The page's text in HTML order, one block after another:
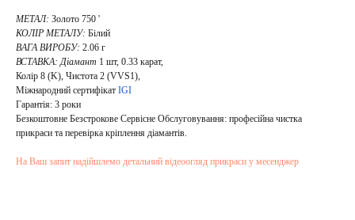
МЕТАЛ: Золото 750 '
КОЛІР МЕТАЛУ: Білий
ВАГА ВИРОБУ: 2.06 г
ВСТАВКА: Діамант 1 шт, 0.33 карат,
Колір 8 (K), Чистота 2 (VVS1),
Міжнародний сертифікат IGI
Гарантія: 3 роки
Безкоштовне Безстрокове Сервісне Обслуговування: професійна чистка
прикраси та перевірка кріплення діамантів.
На Ваш запит надійшлемо детальний відеоогляд прикраси у месенджер